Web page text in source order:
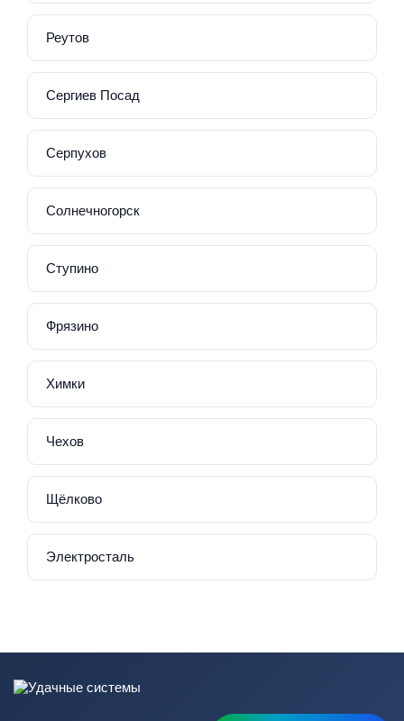
Реутов
Сергиев Посад
Серпухов
Солнечногорск
Ступино
Фрязино
Химки
Чехов
Щёлково
Электросталь